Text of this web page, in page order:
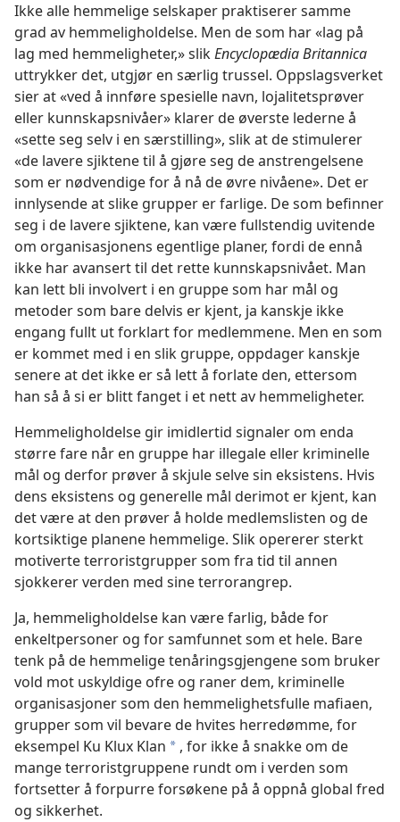
Ikke alle hemmelige selskaper praktiserer samme
grad av hemmeligholdelse. Men de som har «lag på
lag med hemmeligheter,» slikEncyclopædia Britannica
uttrykker det, utgjør en særlig trussel. Oppslagsverket
sier at «ved å innføre spesielle navn, lojalitetsprøver
eller kunnskapsnivåer» klarer de øverste lederne å
«sette seg selv i en særstilling», slik at de stimulerer
«de lavere sjiktene til å gjøre seg de anstrengelsene
som er nødvendige for å nå de øvre nivåene». Det er
innlysende at slike grupper er farlige. De som befinner
seg i de lavere sjiktene, kan være fullstendig uvitende
om organisasjonens egentlige planer, fordi de ennå
ikke har avansert til det rette kunnskapsnivået. Man
kan lett bli involvert i en gruppe som har mål og
metoder som bare delvis er kjent, ja kanskje ikke
engang fullt ut forklart for medlemmene. Men en som
er kommet med i en slik gruppe, oppdager kanskje
senere at det ikke er så lett å forlate den, ettersom
han så å si er blitt fanget i et nett av hemmeligheter.
Hemmeligholdelse gir imidlertid signaler om enda
større fare når en gruppe har illegale eller kriminelle
mål og derfor prøver å skjule selve sin eksistens. Hvis
dens eksistens og generelle mål derimot er kjent, kan
det være at den prøver å holde medlemslisten og de
kortsiktige planene hemmelige. Slik opererer sterkt
motiverte terroristgrupper som fra tid til annen
sjokkerer verden med sine terrorangrep.
Ja, hemmeligholdelse kan være farlig, både for
enkeltpersoner og for samfunnet som et hele. Bare
tenk på de hemmelige tenåringsgjengene som bruker
vold mot uskyldige ofre og raner dem, kriminelle
organisasjoner som den hemmelighetsfulle mafiaen,
grupper som vil bevare de hvites herredømme, for
eksempel Ku Klux Klan a , for ikke å snakke om de
mange terroristgruppene rundt om i verden som
fortsetter å forpurre forsøkene på å oppnå global fred
og sikkerhet.